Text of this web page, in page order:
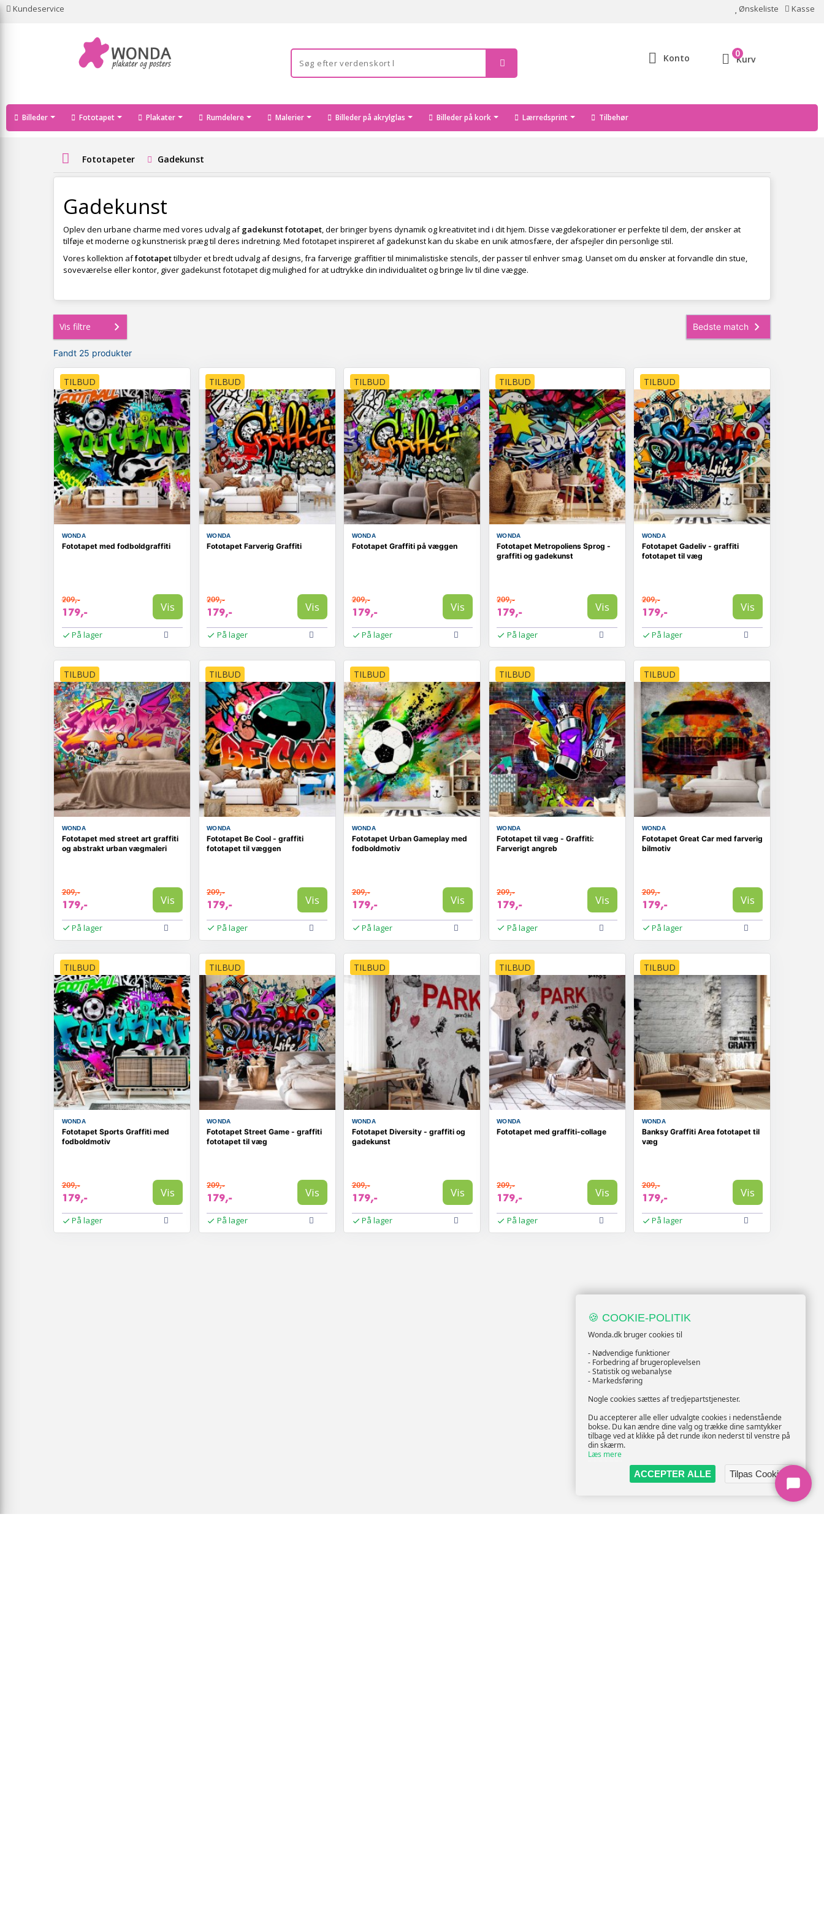
Kundeservice Ønskeliste Kasse
Konto Kurv
0
Billeder Fototapet Plakater Rumdelere Malerier Billeder på akrylglas Billeder på kork Lærredsprint Tilbehør
Fototapeter Gadekunst
Gadekunst
Oplev den urbane charme med vores udvalg afgadekunst fototapet, der bringer byens dynamik og kreativitet ind i dit hjem. Disse vægdekorationer er perfekte til dem, der ønsker at
tilføje et moderne og kunstnerisk præg til deres indretning. Med fototapet inspireret af gadekunst kan du skabe en unik atmosfære, der afspejler din personlige stil.
Vores kollektion affototapettilbyder et bredt udvalg af designs, fra farverige graffitier til minimalistiske stencils, der passer til enhver smag. Uanset om du ønsker at forvandle din stue,
soveværelse eller kontor, giver gadekunst fototapet dig mulighed for at udtrykke din individualitet og bringe liv til dine vægge.
Vis filtre
Fandt 25 produkter
TILBUD
WONDA
Fototapet med fodboldgraffiti
209,-
179,- Vis
På lager
TILBUD
WONDA
Fototapet Farverig Graffiti
209,-
179,- Vis
På lager
TILBUD
WONDA
Fototapet Graffiti på væggen
209,-
179,- Vis
På lager
TILBUD
WONDA
Fototapet Metropoliens Sprog -
graffiti og gadekunst
209,-
179,- Vis
På lager
TILBUD
WONDA
Fototapet Gadeliv - graffiti
fototapet til væg
209,-
179,- Vis
På lager
TILBUD
WONDA
Fototapet med street art graffiti
og abstrakt urban vægmaleri
209,-
179,- Vis
På lager
TILBUD
WONDA
Fototapet Be Cool - graffiti
fototapet til væggen
209,-
179,- Vis
På lager
TILBUD
WONDA
Fototapet Urban Gameplay med
fodboldmotiv
209,-
179,- Vis
På lager
TILBUD
WONDA
Fototapet til væg - Graffiti:
Farverigt angreb
209,-
179,- Vis
På lager
TILBUD
WONDA
Fototapet Great Car med farverig
bilmotiv
209,-
179,- Vis
På lager
TILBUD
WONDA
Fototapet Sports Graffiti med
fodboldmotiv
209,-
179,- Vis
På lager
TILBUD
WONDA
Fototapet Street Game - graffiti
fototapet til væg
209,-
179,- Vis
På lager
TILBUD
WONDA
Fototapet Diversity - graffiti og
gadekunst
209,-
179,- Vis
På lager
TILBUD
WONDA
Fototapet med graffiti-collage
209,-
179,- Vis
På lager
TILBUD
WONDA
Banksy Graffiti Area fototapet til
væg
209,-
179,- Vis
På lager
🍪 COOKIE-POLITIK
Wonda.dk bruger cookies til
- Nødvendige funktioner
- Forbedring af brugeroplevelsen
- Statistik og webanalyse
- Markedsføring
Nogle cookies sættes af tredjepartstjenester.
Du accepterer alle eller udvalgte cookies i nedenstående
bokse. Du kan ændre dine valg og trække dine samtykker
tilbage ved at klikke på det runde ikon nederst til venstre på
din skærm.
Læs mere
ACCEPTER ALLE
Tilpas Cookies